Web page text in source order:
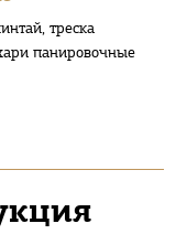
треска
панировочные